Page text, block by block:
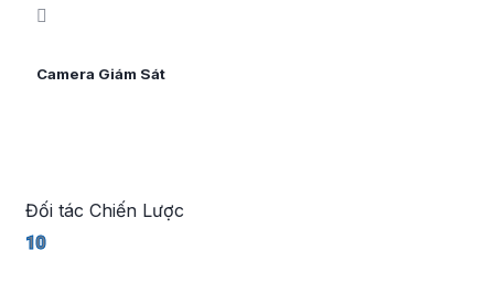
Camera Giám Sát
Đối tác Chiến Lược
10